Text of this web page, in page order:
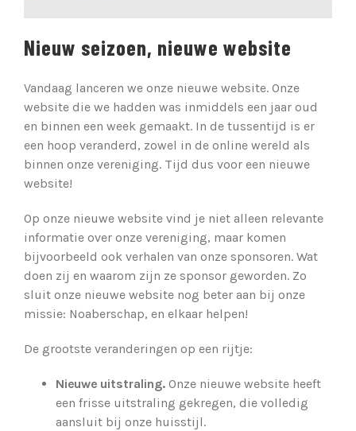
Nieuw seizoen, nieuwe website
Vandaag lanceren we onze nieuwe website. Onze
website die we hadden was inmiddels een jaar oud
en binnen een week gemaakt. In de tussentijd is er
een hoop veranderd, zowel in de online wereld als
binnen onze vereniging. Tijd dus voor een nieuwe
website!
Op onze nieuwe website vind je niet alleen relevante
informatie over onze vereniging, maar komen
bijvoorbeeld ook verhalen van onze sponsoren. Wat
doen zij en waarom zijn ze sponsor geworden. Zo
sluit onze nieuwe website nog beter aan bij onze
missie: Noaberschap, en elkaar helpen!
De grootste veranderingen op een rijtje:
Nieuwe uitstraling. Onze nieuwe website heeft
een frisse uitstraling gekregen, die volledig
aansluit bij onze huisstijl.